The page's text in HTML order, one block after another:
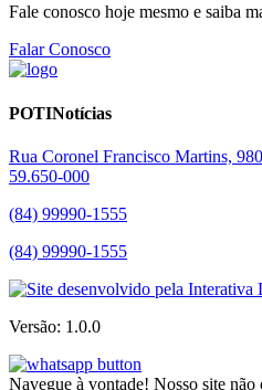
Fale conosco hoje mesmo e saiba
Falar Conosco
POTINotícias
Rua Coronel Francisco Martins,
59.650-000
(84) 99990-1555
(84) 99990-1555
Versão: 1.0.0
Navegue à vontade! Nosso site não